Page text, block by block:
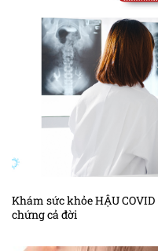
Khám sức khỏe HẬU
chứng cả đời